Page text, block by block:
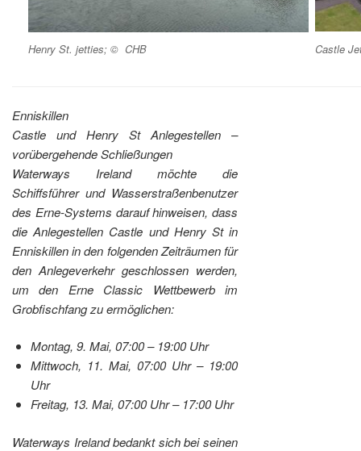
Henry St. jetties; © CHB Castle
Enniskillen
Castle und Henry St Anlegestellen –
vorübergehende Schließungen
Waterways Ireland möchte die
Schiffsführer und Wasserstraßenbenutzer
des Erne-Systems darauf hinweisen, dass
die Anlegestellen Castle und Henry St in
Enniskillen in den folgenden Zeiträumen für
den Anlegeverkehr geschlossen werden,
um den Erne Classic Wettbewerb im
Grobfischfang zu ermöglichen:
Montag, 9. Mai, 07:00 – 19:00 Uhr
Mittwoch, 11. Mai, 07:00 Uhr – 19:00
Uhr
Freitag, 13. Mai, 07:00 Uhr – 17:00 Uhr
Waterways Ireland bedankt sich bei seinen